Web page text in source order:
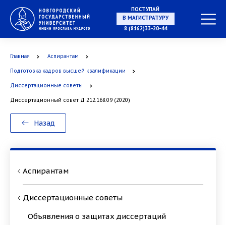
ПОСТУПАЙ
В МАГИСТРАТУРУ
8 (8162)33-20-44
Главная Аспирантам
Подготовка кадров высшей квалификации
Диссертационные советы
Диссертационный совет Д 212.168.09 (2020)
Назад
Аспирантам
Диссертационные советы
Объявления о защитах диссертаций